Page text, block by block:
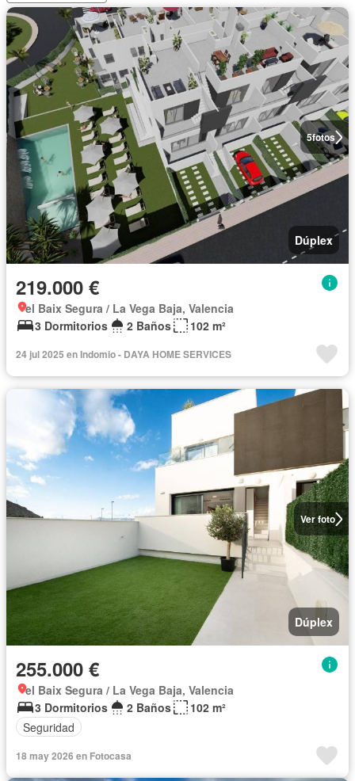
5fotos
Dúplex
219.000 €
el Baix Segura / La Vega Baja, Valencia
3 Dormitorios
2 Baños 102 m²
24 jul 2025 en Indomio - DAYA HOME SERVICES
Ver foto
Dúplex
255.000 €
el Baix Segura / La Vega Baja, Valencia
3 Dormitorios
2 Baños
102 m²
Seguridad
18 may 2026 en Fotocasa